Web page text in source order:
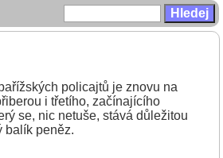
policajtů je znovu na
i třetího, začínajícího
se, nic netuše, stává důležitou
balík peněz.